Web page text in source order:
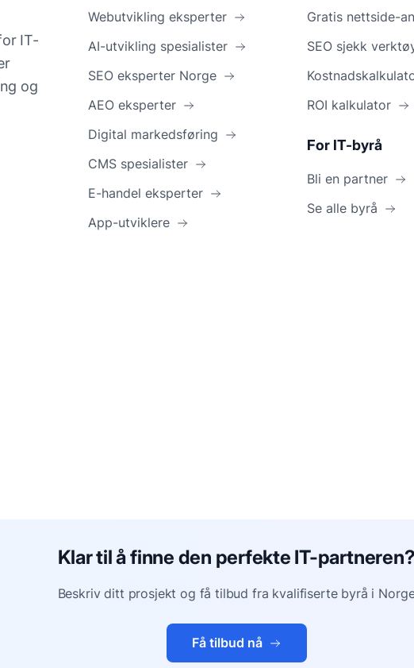
IT-
og
Webutvikling eksperter
AI-utvikling spesialister
SEO eksperter Norge
AEO eksperter
Digital markedsføring
CMS spesialister
E-handel eksperter
App-utviklere
Gratis nettside-
SEO sjekk
ROI kalkulator
For IT-byrå
Bli en partner
Se alle byrå
Klar til å finne den perfekte IT-
Beskriv ditt prosjekt og få tilbud fra kvalifiserte byrå i
Få tilbud nå